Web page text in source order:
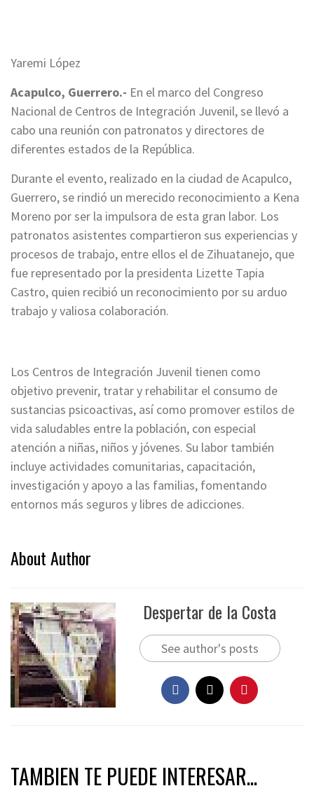
Yaremi López
Acapulco, Guerrero.- En el marco del Congreso
Nacional de Centros de Integración Juvenil, se llevó a
cabo una reunión con patronatos y directores de
diferentes estados de la República.
Durante el evento, realizado en la ciudad de Acapulco,
Guerrero, se rindió un merecido reconocimiento a Kena
Moreno por ser la impulsora de esta gran labor. Los
patronatos asistentes compartieron sus experiencias y
procesos de trabajo, entre ellos el de Zihuatanejo, que
fue representado por la presidenta Lizette Tapia
Castro, quien recibió un reconocimiento por su arduo
trabajo y valiosa colaboración.
Los Centros de Integración Juvenil tienen como
objetivo prevenir, tratar y rehabilitar el consumo de
sustancias psicoactivas, así como promover estilos de
vida saludables entre la población, con especial
atención a niñas, niños y jóvenes. Su labor también
incluye actividades comunitarias, capacitación,
investigación y apoyo a las familias, fomentando
entornos más seguros y libres de adicciones.
About Author
Despertar de la Costa
See author's posts
TAMBIEN TE PUEDE INTERESAR...